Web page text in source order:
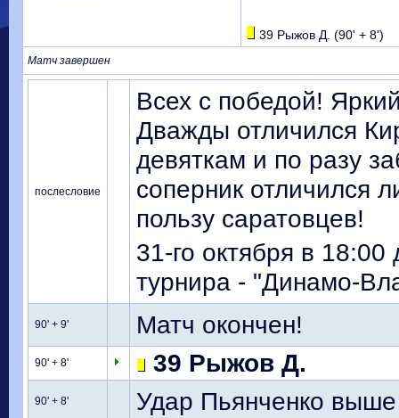
39 Рыжов Д. (90' + 8')
Матч завершен
послесловие
Всех с победой!
Дважды отличился
девяткам и по разу
соперник отличился
пользу саратовцев!
31-го октября в
турнира - "Динамо-
90' + 9' Матч окончен!
90' + 8' 39 Рыжов Д.
90' + 8' Удар Пьянченко